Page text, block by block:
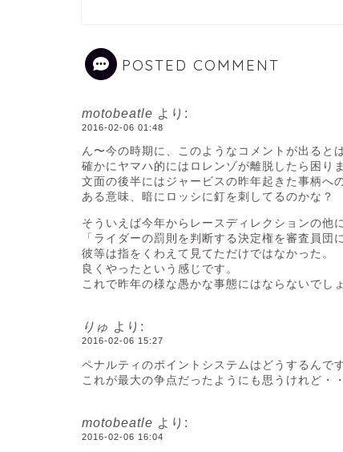
POSTED COMMENT
motobeatle より:
2016-02-06 01:48
ん〜今の時期に、このようなコメントが出ると
確かにヤマハ的にはロレンゾが離脱したら困り
文面の後半にはジャービスの昨年起きた事柄へ
ある意味、暗にロッシに釘を刺してるのかな？
そういえば今年からレースディレクションの他
「ライダーの罰則を判断する決定権を審査員団
彼等は指をくわえて見てただけではなかった。
良くやったという感じです。
これで昨年の様な愚かな事態にはならないでしょ
りゅ より:
2016-02-06 15:27
ペナルティのポイントシステムはどうするんで
これが最大の争点だったようにも思うけれど・
motobeatle より:
2016-02-06 16:04